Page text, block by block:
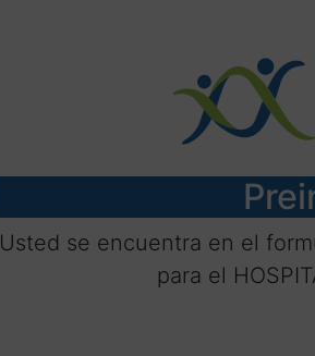
Usted se encuentra en el
para el